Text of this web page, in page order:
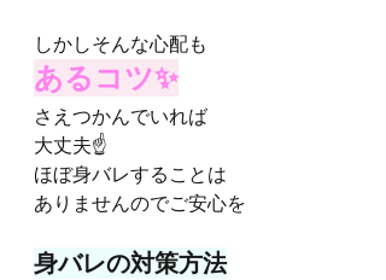
しかしそんな心配も
あるコツ✨
さえつかんでいれば
大丈夫☝️
ほぼ身バレすることは
ありませんのでご安心を
身バレの対策方法